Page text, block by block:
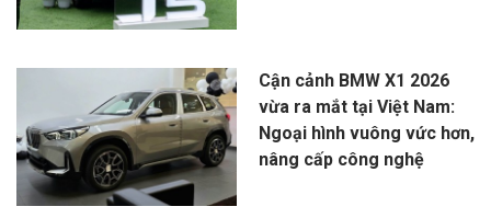
Cận cảnh BMW X1 2026
vừa ra mắt tại Việt Nam:
Ngoại hình vuông vức hơn,
nâng cấp công nghệ